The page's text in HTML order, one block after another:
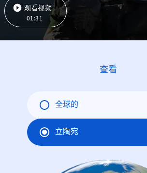
观看视频
01:31
查看
全球的
立陶宛